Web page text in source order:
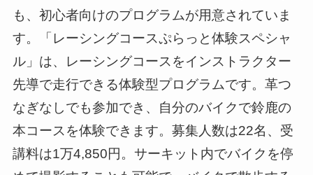
も、初心者向けのプログラムが用意されていま
す。「レーシングコースぷらっと体験スペシャ
ル」は、レーシングコースをインストラクター
先導で走行できる体験型プログラムです。革つ
なぎなしでも参加でき、自分のバイクで鈴鹿の
本コースを体験できます。募集人数は22名、受
講料は1万4,850円。サーキット内でバイクを停